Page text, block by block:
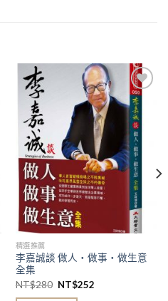
加入
「願
望清
單」
精選推薦
李嘉誠談 做人‧做事‧做生意
全集
NT$280 NT$252